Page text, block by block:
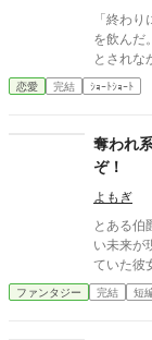
「終わりにします」 その言葉
を飲んだ。 婚約者は妹を選び、父は妹だけを信じた。 誰に
とされな
へと時間は巻き戻っ
きるのはやめよう。 そう決めた
めの物語。
恋愛 完結 ｼｮｰﾄｼｮｰﾄ
奪われ
ぞ！
よもぎ
とある伯
い未来が
ていた彼
た。
ファンタジー 完結 短